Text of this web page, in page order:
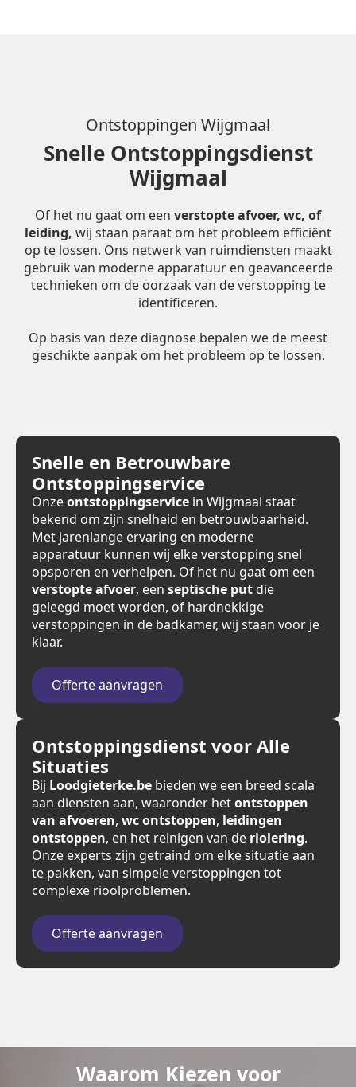
Ontstoppingen Wijgmaal
Snelle Ontstoppingsdienst
Wijgmaal
Of het nu gaat om een verstopte afvoer, wc, of
leiding, wij staan paraat om het probleem efficiënt
op te lossen. Ons netwerk van ruimdiensten maakt
gebruik van moderne apparatuur en geavanceerde
technieken om de oorzaak van de verstopping te
identificeren.
Op basis van deze diagnose bepalen we de meest
geschikte aanpak om het probleem op te lossen.
Snelle en Betrouwbare
Ontstoppingservice
Onzeontstoppingservice in Wijgmaal staat
bekend om zijn snelheid en betrouwbaarheid.
Met jarenlange ervaring en moderne
apparatuur kunnen wij elke verstopping snel
opsporen en verhelpen. Of het nu gaat om een
verstopte afvoer, een septische put die
geleegd moet worden, of hardnekkige
verstoppingen in de badkamer, wij staan voor je
klaar.
Offerte aanvragen
Ontstoppingsdienst voor Alle
Situaties
Bij Loodgieterke.be bieden we een breed scala
aan diensten aan, waaronder hetontstoppen
van afvoeren, wc ontstoppen, leidingen
ontstoppen, en het reinigen van de riolering.
Onze experts zijn getraind om elke situatie aan
te pakken, van simpele verstoppingen tot
complexe rioolproblemen.
Offerte aanvragen
Waarom Kiezen voor